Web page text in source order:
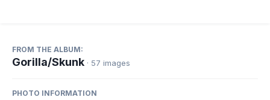
FROM THE ALBUM:
Gorilla/Skunk · 57 images
PHOTO INFORMATION